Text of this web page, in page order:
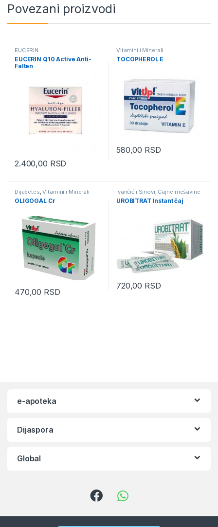
Povezani proizvodi
EUCERIN
EUCERIN Q10 Active Anti-
Falten
2.400,00 RSD
Vitamini i Minerali
TOCOPHEROL E
580,00 RSD
Dijabetes,Vitamini i Minerali
OLIGOGAL Cr
470,00 RSD
Ivančić i Sinovi,Čajne mešavine
- lekoviti čajevi Urinarni trakt
UROBITRAT Instant čaj
720,00 RSD
e-apoteka
Dijaspora
Global